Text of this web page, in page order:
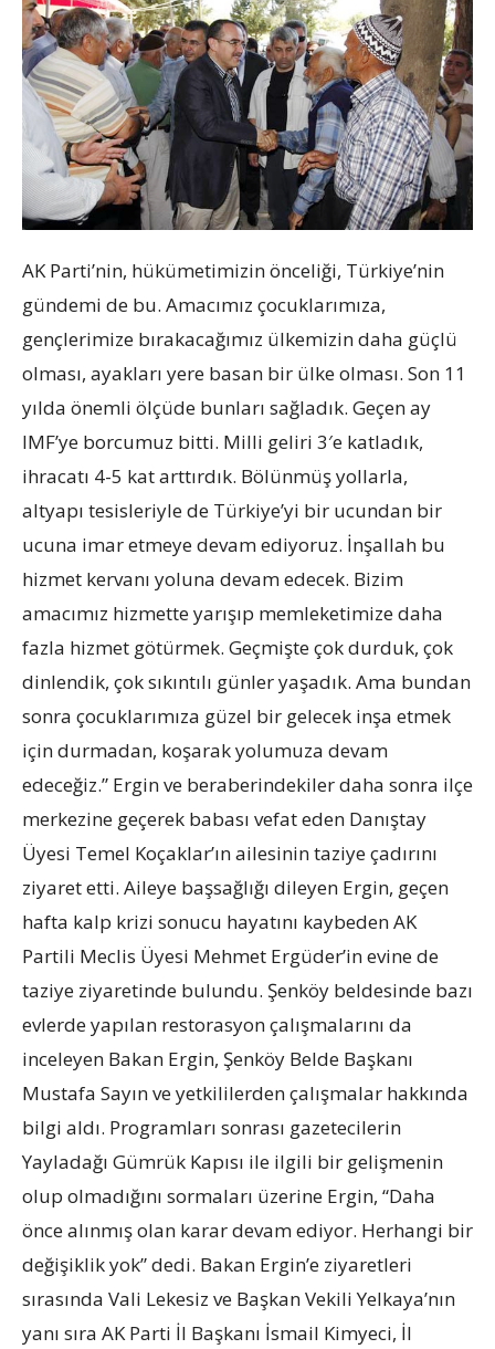
AK Parti’nin, hükümetimizin önceliği, Türkiye’nin
gündemi de bu. Amacımız çocuklarımıza,
gençlerimize bırakacağımız ülkemizin daha güçlü
olması, ayakları yere basan bir ülke olması. Son 11
yılda önemli ölçüde bunları sağladık. Geçen ay
IMF’ye borcumuz bitti. Milli geliri 3′e katladık,
ihracatı 4-5 kat arttırdık. Bölünmüş yollarla,
altyapı tesisleriyle de Türkiye’yi bir ucundan bir
ucuna imar etmeye devam ediyoruz. İnşallah bu
hizmet kervanı yoluna devam edecek. Bizim
amacımız hizmette yarışıp memleketimize daha
fazla hizmet götürmek. Geçmişte çok durduk, çok
dinlendik, çok sıkıntılı günler yaşadık. Ama bundan
sonra çocuklarımıza güzel bir gelecek inşa etmek
için durmadan, koşarak yolumuza devam
edeceğiz.” Ergin ve beraberindekiler daha sonra ilçe
merkezine geçerek babası vefat eden Danıştay
Üyesi Temel Koçaklar’ın ailesinin taziye çadırını
ziyaret etti. Aileye başsağlığı dileyen Ergin, geçen
hafta kalp krizi sonucu hayatını kaybeden AK
Partili Meclis Üyesi Mehmet Ergüder’in evine de
taziye ziyaretinde bulundu. Şenköy beldesinde bazı
evlerde yapılan restorasyon çalışmalarını da
inceleyen Bakan Ergin, Şenköy Belde Başkanı
Mustafa Sayın ve yetkililerden çalışmalar hakkında
bilgi aldı. Programları sonrası gazetecilerin
Yayladağı Gümrük Kapısı ile ilgili bir gelişmenin
olup olmadığını sormaları üzerine Ergin, “Daha
önce alınmış olan karar devam ediyor. Herhangi bir
değişiklik yok” dedi. Bakan Ergin’e ziyaretleri
sırasında Vali Lekesiz ve Başkan Vekili Yelkaya’nın
yanı sıra AK Parti İl Başkanı İsmail Kimyeci, İl